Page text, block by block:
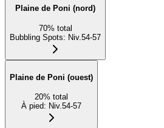
Plaine de Poni (nord)
70% total
Bubbling Spots: Niv.54-57
Plaine de Poni (ouest)
20% total
À pied: Niv.54-57